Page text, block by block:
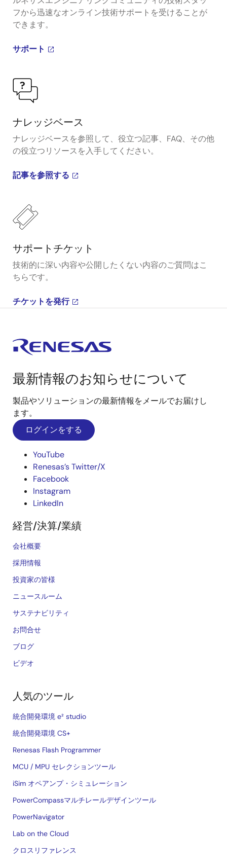
フから迅速なオンライン技術サポートを受けることが
できます。
サポート
ナレッジベース
ナレッジベースを参照して、役立つ記事、FAQ、その他
の役立つリソースを入手してください。
記事を参照する
サポートチケット
技術的に深い内容や公開したくない内容のご質問はこ
ちらです。
チケットを発行
最新情報のお知らせについて
製品やソリューションの最新情報をメールでお届けし
ます。
ログインをする
YouTube
Renesas’s Twitter/X
Facebook
Instagram
LinkedIn
経営/決算/業績
会社概要
採用情報
投資家の皆様
ニュースルーム
サステナビリティ
お問合せ
ブログ
ビデオ
人気のツール
統合開発環境 e² studio
統合開発環境 CS+
Renesas Flash Programmer
MCU / MPU セレクションツール
iSim オペアンプ・シミュレーション
PowerCompassマルチレールデザインツール
PowerNavigator
Lab on the Cloud
クロスリファレンス